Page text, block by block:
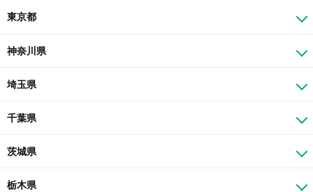
東京都
神奈川県
埼玉県
千葉県
茨城県
栃木県